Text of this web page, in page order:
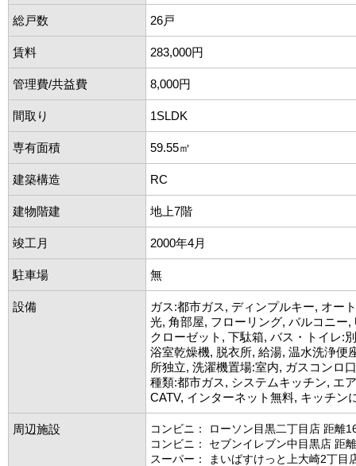
総戸数 26戸
賃料 283,000円
管理費/共益費 8,000円
間取り 1SLDK
専有面積 59.55㎡
建築構造 RC
建物階建 地上7階
竣工月 2000年4月
駐車場 無
設備
ガス:都市ガス, ディンプルキー, オー
光, 角部屋, フローリング, バルコニー,
クローゼット, 下駄箱, バス・トイレ:
浴室乾燥機, 脱衣所, 給湯, 温水洗浄便
所独立, 洗濯機置場:室内, ガスコンロ
種類:都市ガス, システムキッチン, エ
CATV, インターネット無料, キッチン
周辺施設
コンビニ： ローソン目黒二丁目店 距離
コンビニ： セブンイレブン中目黒店 距
スーパー： まいばすけっと上大崎2丁目